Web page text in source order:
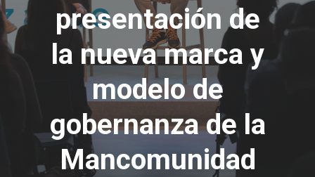
presentación de
la nueva marca y
modelo de
gobernanza de la
Mancomunidad